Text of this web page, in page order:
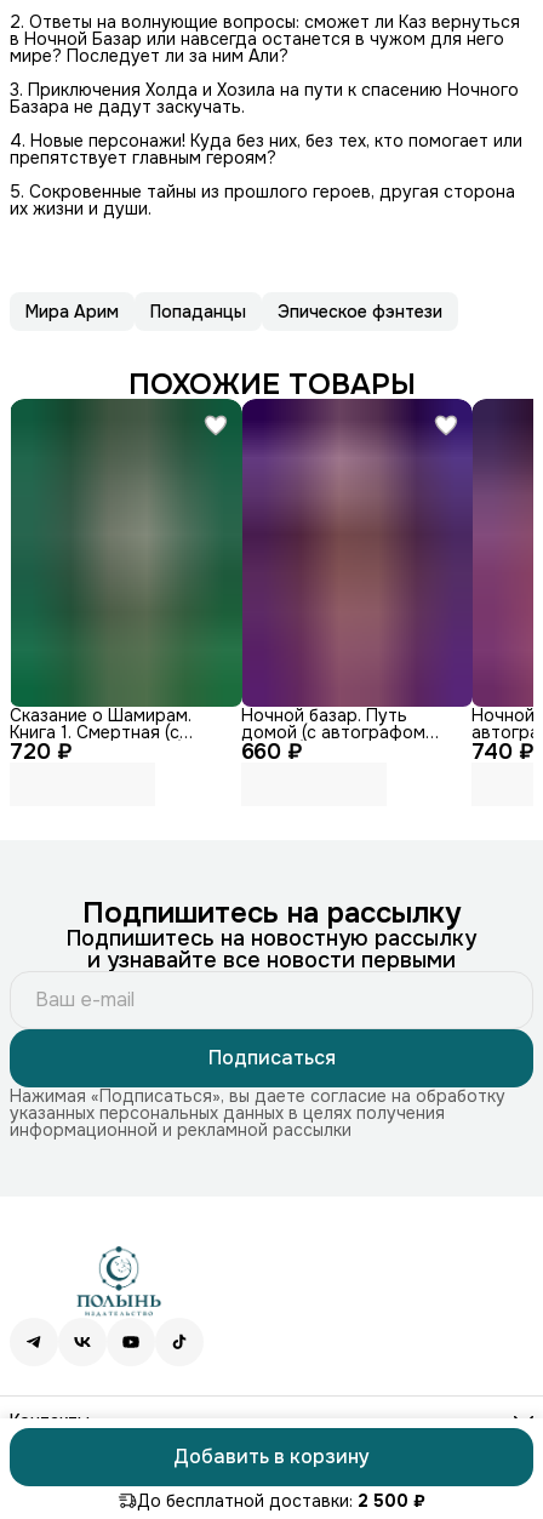
Добавить в корзину
До бесплатной доставки: 2 500 ₽
2. Ответы на волнующие вопросы: сможет ли Каз вернуться
в Ночной Базар или навсегда останется в чужом для него
мире? Последует ли за ним Али?
3. Приключения Холда и Хозила на пути к спасению Ночного
Базара не дадут заскучать.
4. Новые персонажи! Куда без них, без тех, кто помогает или
препятствует главным героям?
5. Сокровенные тайны из прошлого героев, другая сторона
их жизни и души.
Мира Арим Попаданцы Эпическое фэнтези
ПОХОЖИЕ ТОВАРЫ
720 ₽
Сказание о Шамирам.
Книга 1. Смертная (с
автографом автора) 660 ₽
Ночной базар. Путь
домой (с автографом
автора) 740 ₽
Ночной
Подпишитесь на рассылку
Подпишитесь на новостную рассылку
и узнавайте все новости первыми
Подписаться
Нажимая «Подписаться», вы даете согласие на обработку
указанных персональных данных в целях получения
информационной и рекламной рассылки
Контакты
Адрес
115172, г. Москва, Краснохолмская наб. 11, стр. 1
Телефон
8 (499) 707-74-75
ⓒ ПОЛЫНЬОплатаДоставкаПравила возвратаРеквизиты